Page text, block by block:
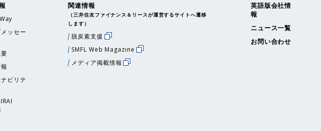
メッセー
ビリテ
関連情報
（三井住友ファイナンス＆リースが運営するサイトへ遷移
します）
脱炭素支援
SMFL Web Magazine
メディア掲載情報
英語版会社情
報
ニュース一覧
お問い合わせ